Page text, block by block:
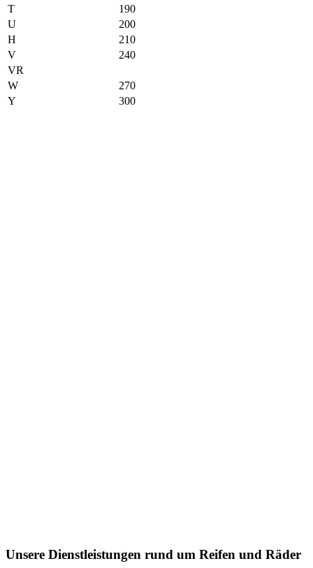
T
190
U
200
H
210
V
240
VR
W
270
Y
300
Unsere Dienstleistungen rund um Reifen und Räder